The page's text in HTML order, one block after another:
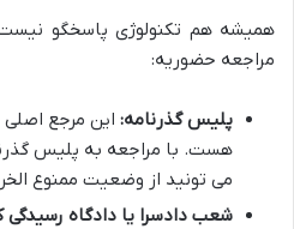
همیشه هم تکنولوژی پاسخگو
مراجعه حضوریه:
پلیس گذرنامه: این مرجع اصلی
هست. با مراجعه به پلیس
می تونید از وضعیت ممنوع
شعب دادسرا یا دادگاه رسیدگی